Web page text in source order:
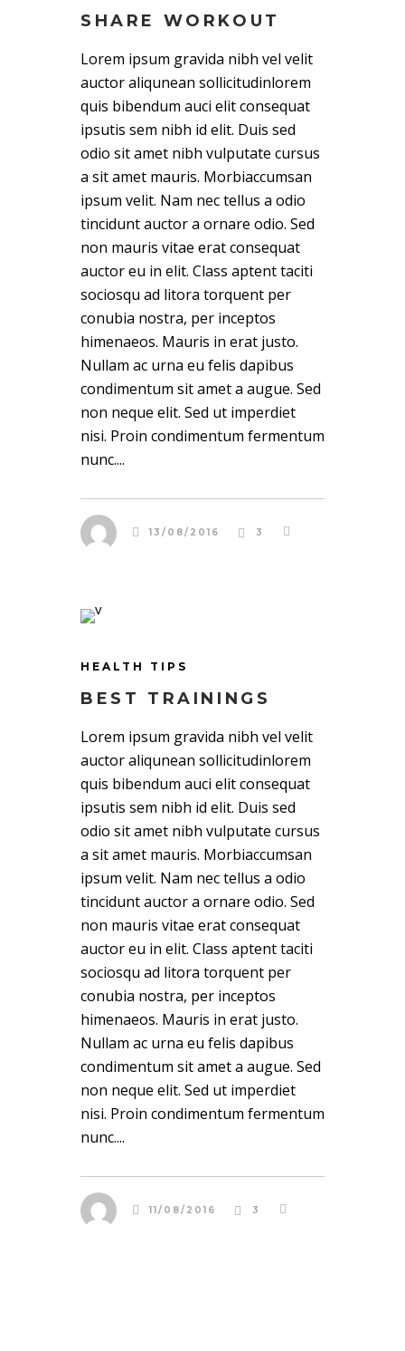
SHARE WORKOUT
Lorem ipsum gravida nibh vel velit
auctor aliqunean sollicitudinlorem
quis bibendum auci elit consequat
ipsutis sem nibh id elit. Duis sed
odio sit amet nibh vulputate cursus
a sit amet mauris. Morbiaccumsan
ipsum velit. Nam nec tellus a odio
tincidunt auctor a ornare odio. Sed
non mauris vitae erat consequat
auctor eu in elit. Class aptent taciti
sociosqu ad litora torquent per
conubia nostra, per inceptos
himenaeos. Mauris in erat justo.
Nullam ac urna eu felis dapibus
condimentum sit amet a augue. Sed
non neque elit. Sed ut imperdiet
nisi. Proin condimentum fermentum
nunc....
13/08/2016 3
HEALTH TIPS
BEST TRAININGS
Lorem ipsum gravida nibh vel velit
auctor aliqunean sollicitudinlorem
quis bibendum auci elit consequat
ipsutis sem nibh id elit. Duis sed
odio sit amet nibh vulputate cursus
a sit amet mauris. Morbiaccumsan
ipsum velit. Nam nec tellus a odio
tincidunt auctor a ornare odio. Sed
non mauris vitae erat consequat
auctor eu in elit. Class aptent taciti
sociosqu ad litora torquent per
conubia nostra, per inceptos
himenaeos. Mauris in erat justo.
Nullam ac urna eu felis dapibus
condimentum sit amet a augue. Sed
non neque elit. Sed ut imperdiet
nisi. Proin condimentum fermentum
nunc....
11/08/2016 3